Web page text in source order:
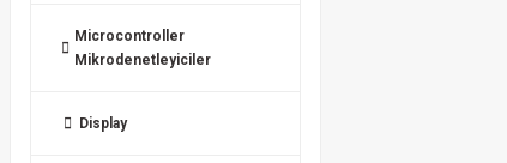
Microcontroller
Mikrodenetleyiciler
Display